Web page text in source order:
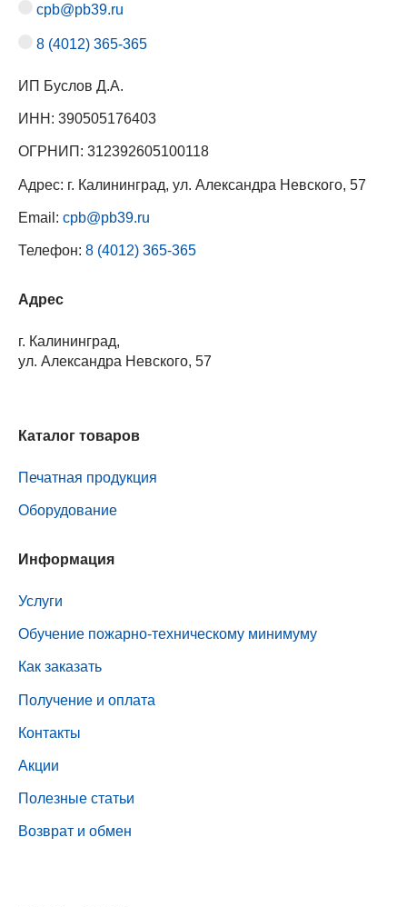
cpb@pb39.ru
8 (4012) 365-365
ИП Буслов Д.А.
ИНН: 390505176403
ОГРНИП: 312392605100118
Адрес: г. Калининград, ул. Александра Невского, 57
Email: cpb@pb39.ru
Телефон: 8 (4012) 365-365
Адрес
г. Калининград,
ул. Александра Невского, 57
Каталог товаров
Печатная продукция
Оборудование
Информация
Услуги
Обучение пожарно-техническому минимуму
Как заказать
Получение и оплата
Контакты
Акции
Полезные статьи
Возврат и обмен